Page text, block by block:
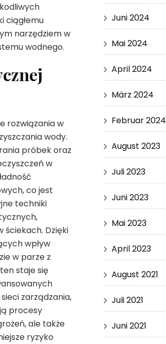
ciągłemu
narzędziem w
wodnego.
rozwiązania w
wody.
próbek oraz
w
co jest
techniki
ściekach. Dzięki
wpływ
w parze z
staje się
zarządzania,
procesy
ale także
ryzyko
Juni 2024
Mai 2024
April 2024
März 2024
Februar 2024
August 2023
Juli 2023
Juni 2023
Mai 2023
April 2023
August 2021
Juli 2021
Juni 2021